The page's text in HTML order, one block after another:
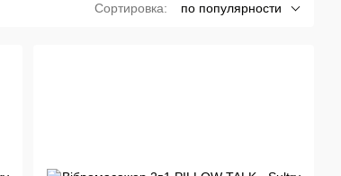
Сортировка: по популярности